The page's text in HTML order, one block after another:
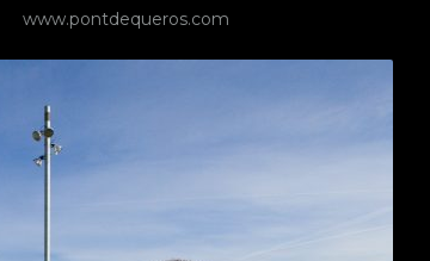
www.pontdequeros.com